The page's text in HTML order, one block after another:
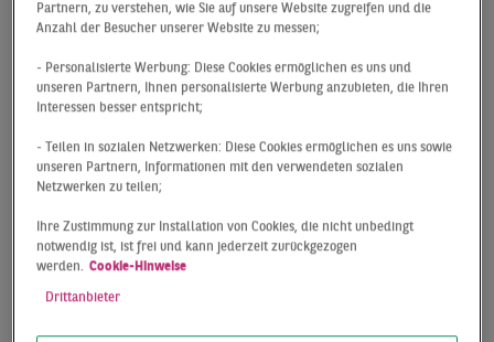
Hannover und Nürnberg
als neue Logistik-
Hotspots
n den Top-7-Standorten ist die Nachfrage nach
die Regionen Hannover (Q1-Umsatz: 151.000 m²) und
Nürnberg (Q1-Umsatz: 183.000 m²) sind in letzter Zeit
Quartal 2019 immer noch großer Beliebtheit. Doch
Partnern, zu verstehen, wie Sie auf unsere Website zugreifen und die
Anzahl der Besucher unserer Website zu messen;
- Personalisierte Werbung: Diese Cookies ermöglichen es uns und
unseren Partnern, Ihnen personalisierte Werbung anzubieten, die Ihren
Interessen besser entspricht;
- Teilen in sozialen Netzwerken: Diese Cookies ermöglichen es uns sowie
unseren Partnern, Informationen mit den verwendeten sozialen
Netzwerken zu teilen;
Ihre Zustimmung zur Installation von Cookies, die nicht unbedingt
notwendig ist, ist frei und kann jederzeit zurückgezogen
werden. Cookie-Hinweise
Drittanbieter